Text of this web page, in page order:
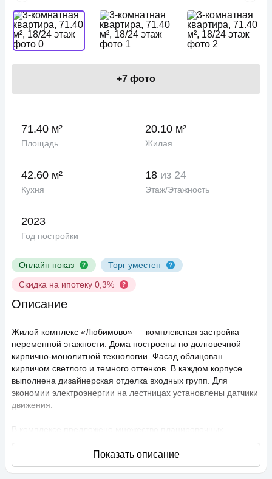
Онлайн показ
Торг уместен
Скидка на ипотеку 0,3%
+7 фото
71.40 м²
Площадь
20.10 м²
Жилая
42.60 м²
Кухня
18 из 24
Этаж/Этажность
2023
Год постройки
Описание
Жилой комплекс «Любимово» — комплексная застройка
переменной этажности. Дома построены по долговечной
кирпично-монолитной технологии. Фасад облицован
кирпичом светлого и темного оттенков. В каждом корпусе
выполнена дизайнерская отделка входных групп. Для
экономии электроэнергии на лестницах установлены датчики
движения.
В комплексе предложено множество планировочных
решений: в наличии квартиры, как классического типа, так и
европланировки. Они сдаются с подчистовой отделкой,
высота потолков составляет 2,75 метра. В квартирах